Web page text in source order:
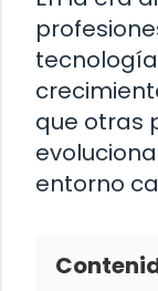
que otras
entorno